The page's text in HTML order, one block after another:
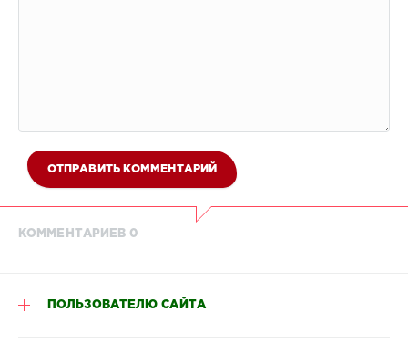
ОТПРАВИТЬ КОММЕНТАРИЙ
КОММЕНТАРИЕВ 0
ПОЛЬЗОВАТЕЛЮ САЙТА